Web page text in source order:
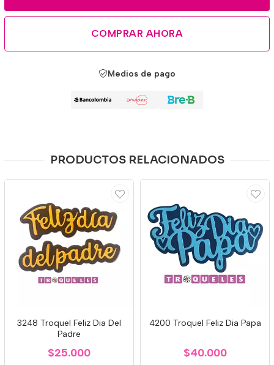
COMPRAR AHORA
Medios de pago
PRODUCTOS RELACIONADOS
3248 Troquel Feliz Dia Del
Padre
$25.000
4200 Troquel Feliz Dia Papa
$40.000